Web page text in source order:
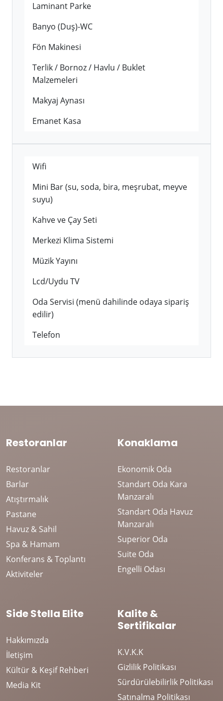
Laminant Parke
Banyo (Duş)-WC
Fön Makinesi
Terlik / Bornoz / Havlu / Buklet
Malzemeleri
Makyaj Aynası
Emanet Kasa
Wifi
Mini Bar (su, soda, bira, meşrubat, meyve
suyu)
Kahve ve Çay Seti
Merkezi Klima Sistemi
Müzik Yayını
Lcd/Uydu TV
Oda Servisi (menü dahilinde odaya sipariş
edilir)
Telefon
Restoranlar
Restoranlar
Barlar
Atıştırmalık
Pastane
Havuz & Sahil
Spa & Hamam
Konferans & Toplantı
Aktiviteler
Konaklama
Ekonomik Oda
Standart Oda Kara
Manzaralı
Standart Oda Havuz
Manzaralı
Superior Oda
Suite Oda
Engelli Odası
Side Stella Elite
Hakkımızda
İletişim
Kültür & Keşif Rehberi
Media Kit
Kalite &
Sertifikalar
K.V.K.K
Gizlilik Politikası
Sürdürülebilirlik Politikası
Satınalma Politikası